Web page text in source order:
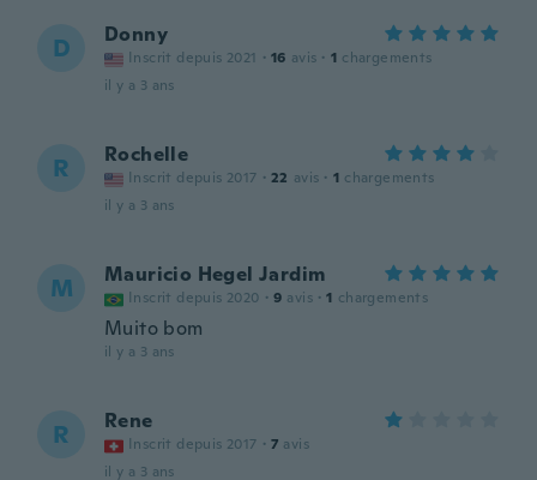
D Donny
Inscrit depuis 2021 · 16 avis · 1 chargements
il y a 3 ans
R Rochelle
Inscrit depuis 2017 · 22 avis · 1 chargements
il y a 3 ans
M Mauricio Hegel Jardim
Inscrit depuis 2020 · 9 avis · 1 chargements
Muito bom
il y a 3 ans
R Rene
Inscrit depuis 2017 · 7 avis
il y a 3 ans